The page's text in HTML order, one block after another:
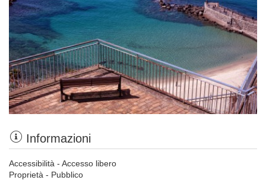
Informazioni
Accessibilità - Accesso libero
Proprietà - Pubblico